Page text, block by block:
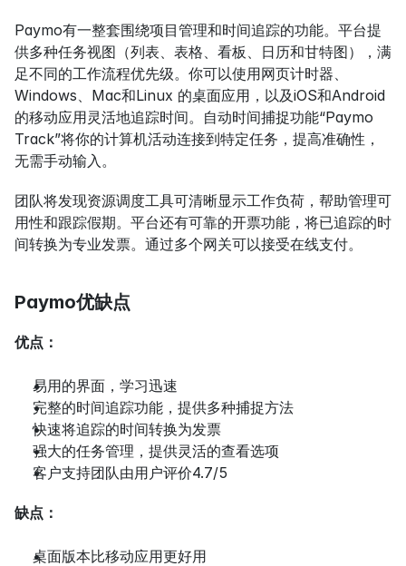
Paymo有一整套围绕项目管理和时间追踪的功能。平台提
供多种任务视图（列表、表格、看板、日历和甘特图），满
足不同的工作流程优先级。你可以使用网页计时器、
Windows、Mac和Linux 的桌面应用，以及iOS和Android
的移动应用灵活地追踪时间。自动时间捕捉功能“Paymo
Track”将你的计算机活动连接到特定任务，提高准确性，
无需手动输入。
团队将发现资源调度工具可清晰显示工作负荷，帮助管理可
用性和跟踪假期。平台还有可靠的开票功能，将已追踪的时
间转换为专业发票。通过多个网关可以接受在线支付。
Paymo优缺点
优点：
易用的界面，学习迅速
完整的时间追踪功能，提供多种捕捉方法
快速将追踪的时间转换为发票
强大的任务管理，提供灵活的查看选项
客户支持团队由用户评价4.7/5
缺点：
桌面版本比移动应用更好用